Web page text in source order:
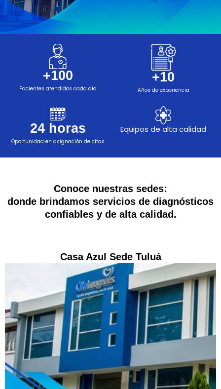
Pacientes atendidos cada día
+100
Años de experiencia
+10
Oportunidad en asignación de citas
24 horas Equipos de alta calidad
Conoce nuestras sedes:
donde brindamos servicios de diagnósticos
confiables y de alta calidad.
Casa Azul Sede Tuluá